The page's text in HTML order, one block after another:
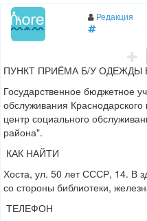
Редакция
ПУНКТ ПРИЁМА Б/У ОДЕЖДЫ
Государственное бюджетное
обслуживания
центр социального
района".
КАК НАЙТИ
Хоста, ул. 50 лет СССР, 14. В
со стороны библиотеки,
ТЕЛЕФОН